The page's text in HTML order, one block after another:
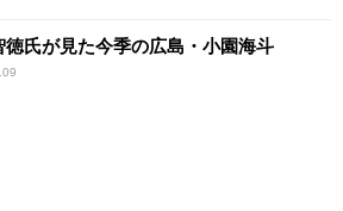
徳氏が見た今季の広島・小園海斗